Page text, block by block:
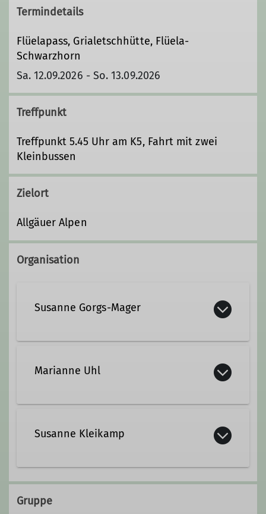
Termindetails
Flüelapass, Grialetschhütte, Flüela-
Schwarzhorn
Sa. 12.09.2026 - So. 13.09.2026
Treffpunkt
Treffpunkt 5.45 Uhr am K5, Fahrt mit zwei
Kleinbussen
Zielort
Allgäuer Alpen
Organisation
Susanne Gorgs-Mager
Marianne Uhl
Susanne Kleikamp
+49 741 4034332
Gruppe